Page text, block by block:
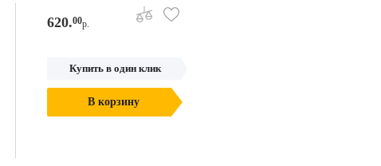
620.00р.
Купить в один клик
В корзину